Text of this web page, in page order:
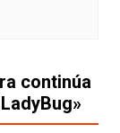
continúa
»